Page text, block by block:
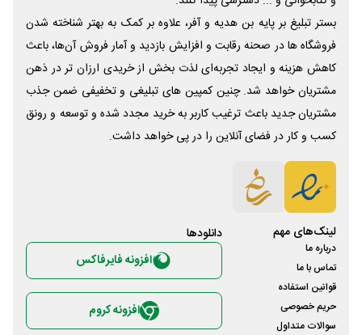
بستر تبلیغ بر پایه بن هدیه و آفر، علاوه بر کمک به بهتر شناخته شدن
فروشگاه ها در صحنه رقابت و افزایش بازدید و آمار فروش آن‌ها، باعث
کاهش هزینه و ایجاد تجربه‌ای لذت بخش از خریدی ارزان تر در ذهن
مشتریان خواهد شد. چنین کمپین های تبلیغی و تخفیفی ضمن جذب
مشتریان جدید باعث ترغیب کاربر به خرید مجدد شده و توسعه و رونق
کسب و کار در فضای آنلاین را در پی خواهد داشت.
لینک‌های مهم
درباره ما
تماس با ما
قوانین استفاده
حریم خصوصی
سوالات متداول
دانلود‌ها
افزونه فایرفاکس
افزونه کروم